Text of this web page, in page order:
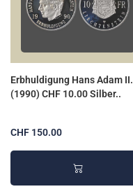
Erbhuldigung Hans Adam II.
(1990) CHF 10.00 Silber..
CHF 150.00